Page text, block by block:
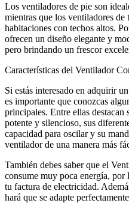
Los ventiladores de pie son
mientras que los ventiladores de
habitaciones con techos altos.
ofrecen un diseño elegante y
pero brindando un frescor
Características del Ventilador
Si estás interesado en adquirir
es importante que conozcas
principales. Entre ellas
potente y silencioso, sus
capacidad para oscilar y su
ventilador de una manera más
También debes saber que el
consume muy poca energía, por
tu factura de electricidad.
hará que se adapte